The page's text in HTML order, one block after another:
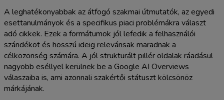
A leghatékonyabbak az átfogó szakmai útmutatók, az egyedi
esettanulmányok és a specifikus piaci problémákra választ
adó cikkek. Ezek a formátumok jól lefedik a felhasználói
szándékot és hosszú ideig relevánsak maradnak a
célközönség számára. A jól strukturált pillér oldalak ráadásul
nagyobb eséllyel kerülnek be a Google AI Overviews
válaszaiba is, ami azonnali szakértői státuszt kölcsönöz
márkájának.